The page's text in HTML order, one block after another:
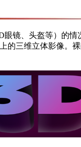
镜、头盔等）的
三维立体影像。